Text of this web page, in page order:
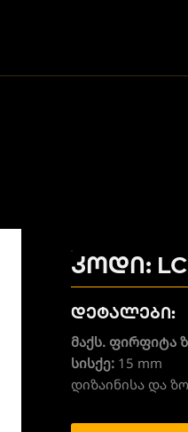
კოდი:
დეტალები:
მაქს. ფირფიტა
სისქე: 15 mm
დიზაინისა და